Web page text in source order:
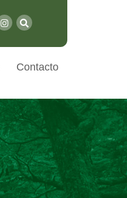
Contacto